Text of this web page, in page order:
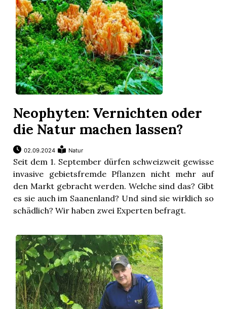
Neophyten: Vernichten oder
die Natur machen lassen?
02.09.2024 Natur
Seit dem 1. September dürfen schweizweit gewisse
invasive gebietsfremde Pflanzen nicht mehr auf
den Markt gebracht werden. Welche sind das? Gibt
es sie auch im Saanenland? Und sind sie wirklich so
schädlich? Wir haben zwei Experten befragt.